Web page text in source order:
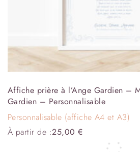
Affiche prière à l’Ange Gardien –
Gardien – Personnalisable
Personnalisable (affiche A4 et A3)
À partir de :25,00€